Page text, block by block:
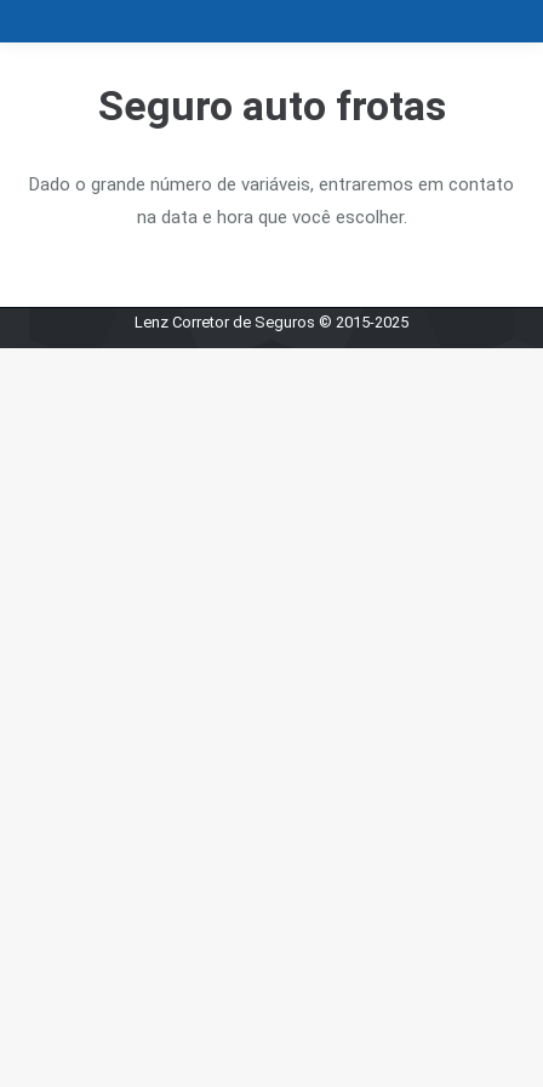
Seguro auto frotas
Dado o grande número de variáveis, entraremos em contato
na data e hora que você escolher.
Lenz Corretor de Seguros © 2015-2025